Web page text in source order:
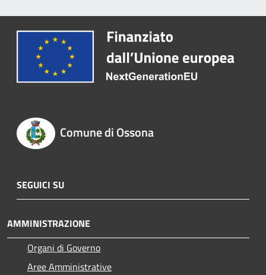
Comune di Ossona
SEGUICI SU
AMMINISTRAZIONE
Organi di Governo
Aree Amministrative